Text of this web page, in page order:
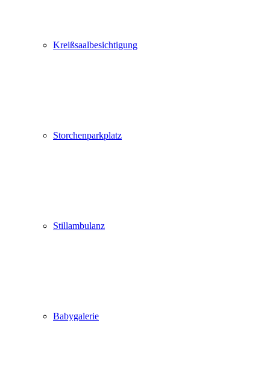
Kreißsaalbesichtigung
Storchenparkplatz
Stillambulanz
Babygalerie